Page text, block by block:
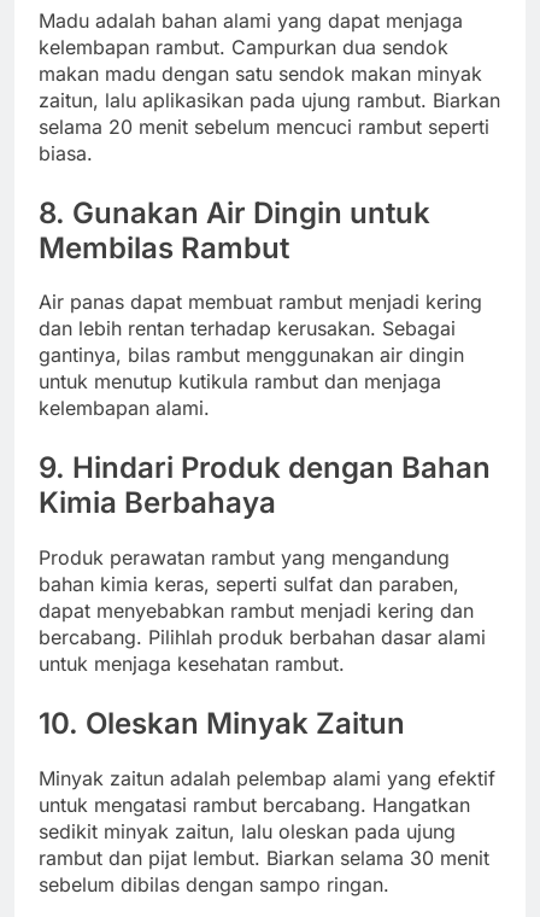
Madu adalah bahan alami yang dapat menjaga
kelembapan rambut. Campurkan dua sendok
makan madu dengan satu sendok makan minyak
zaitun, lalu aplikasikan pada ujung rambut. Biarkan
selama 20 menit sebelum mencuci rambut seperti
biasa.
8. Gunakan Air Dingin untuk
Membilas Rambut
Air panas dapat membuat rambut menjadi kering
dan lebih rentan terhadap kerusakan. Sebagai
gantinya, bilas rambut menggunakan air dingin
untuk menutup kutikula rambut dan menjaga
kelembapan alami.
9. Hindari Produk dengan Bahan
Kimia Berbahaya
Produk perawatan rambut yang mengandung
bahan kimia keras, seperti sulfat dan paraben,
dapat menyebabkan rambut menjadi kering dan
bercabang. Pilihlah produk berbahan dasar alami
untuk menjaga kesehatan rambut.
10. Oleskan Minyak Zaitun
Minyak zaitun adalah pelembap alami yang efektif
untuk mengatasi rambut bercabang. Hangatkan
sedikit minyak zaitun, lalu oleskan pada ujung
rambut dan pijat lembut. Biarkan selama 30 menit
sebelum dibilas dengan sampo ringan.